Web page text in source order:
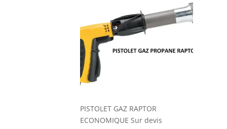
PISTOLET GAZ RAPTOR
ECONOMIQUE Sur devis